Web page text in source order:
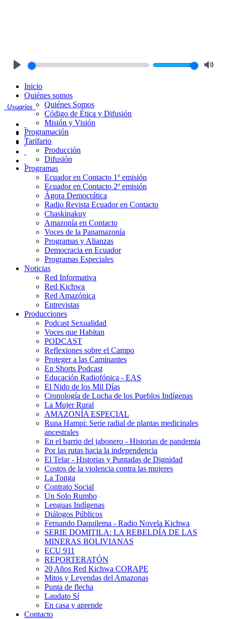
Usuarios
Inicio
Quiénes somos
Quiénes Somos
Código de Ética y Difusión
Misión y Visión
Programación
Tarifario
Producción
Difusión
Programas
Ecuador en Contacto 1º emisión
Ecuador en Contacto 2º emisión
Ágora Democrática
Radio Revista Ecuador en Contacto
Chaskinakuy
Amazonía en Contacto
Voces de la Panamazonía
Programas y Alianzas
Democracia en Ecuador
Programas Especiales
Noticias
Red Informativa
Red Kichwa
Red Amazónica
Entrevistas
Producciones
Podcast Sexualidad
Voces que Habitan
PODCAST
Reflexiones sobre el Campo
Proteger a las Caminantes
En Shorts Podcast
Educación Radiofónica - EAS
El Nido de los Mil Días
Cronología de Lucha de los Pueblos Indígenas
La Mujer Rural
AMAZONÍA ESPECIAL
Runa Hampi: Serie radial de plantas medicinales
ancestrales
En el barrio del jabonero - Historias de pandemia
Por las rutas hacia la independencia
El Telar - Historias y Puntadas de Dignidad
Costos de la violencia contra las mujeres
La Tonga
Contrato Social
Un Solo Rumbo
Lenguas Indígenas
Diálogos Públicos
Fernando Daquilema - Radio Novela Kichwa
SERIE DOMITILA: LA REBELDÍA DE LAS
MINERAS BOLIVIANAS
ECU 911
REPORTERATÓN
20 Años Red Kichwa CORAPE
Mitos y Leyendas del Amazonas
Punta de flecha
Laudato Sí
En casa y aprende
Contacto